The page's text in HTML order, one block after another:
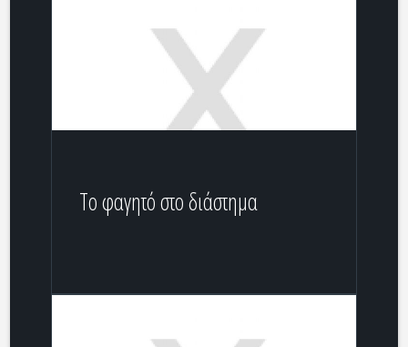
Το φαγητό στο διάστημα